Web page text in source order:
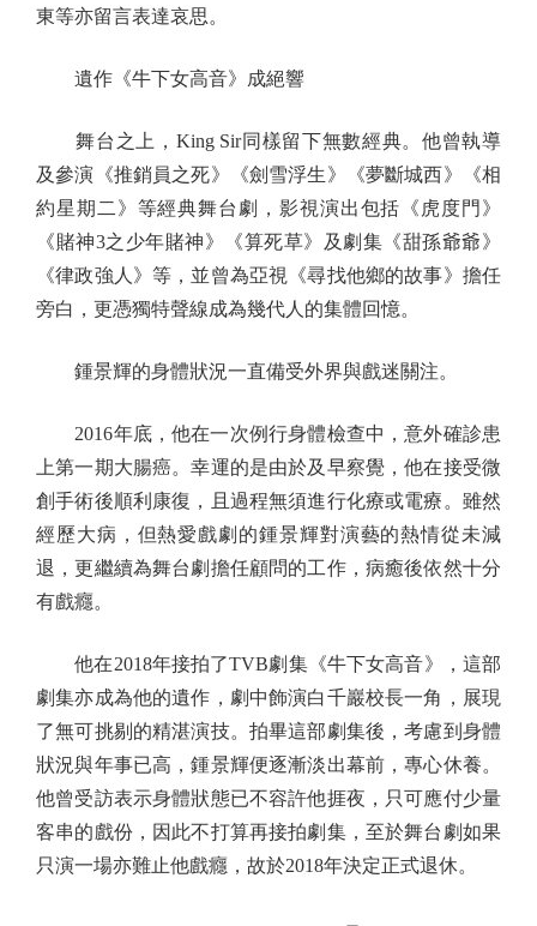
東等亦留言表達哀思。
遺作《牛下女高音》成絕響
舞台之上，King Sir同樣留下無數經典。他曾執導
及參演《推銷員之死》《劍雪浮生》《夢斷城西》《相
約星期二》等經典舞台劇，影視演出包括《虎度門》
《賭神3之少年賭神》《算死草》及劇集《甜孫爺爺》
《律政強人》等，並曾為亞視《尋找他鄉的故事》擔任
旁白，更憑獨特聲線成為幾代人的集體回憶。
鍾景輝的身體狀況一直備受外界與戲迷關注。
2016年底，他在一次例行身體檢查中，意外確診患
上第一期大腸癌。幸運的是由於及早察覺，他在接受微
創手術後順利康復，且過程無須進行化療或電療。雖然
經歷大病，但熱愛戲劇的鍾景輝對演藝的熱情從未減
退，更繼續為舞台劇擔任顧問的工作，病癒後依然十分
有戲癮。
他在2018年接拍了TVB劇集《牛下女高音》，這部
劇集亦成為他的遺作，劇中飾演白千巖校長一角，展現
了無可挑剔的精湛演技。拍畢這部劇集後，考慮到身體
狀況與年事已高，鍾景輝便逐漸淡出幕前，專心休養。
他曾受訪表示身體狀態已不容許他捱夜，只可應付少量
客串的戲份，因此不打算再接拍劇集，至於舞台劇如果
只演一場亦難止他戲癮，故於2018年決定正式退休。